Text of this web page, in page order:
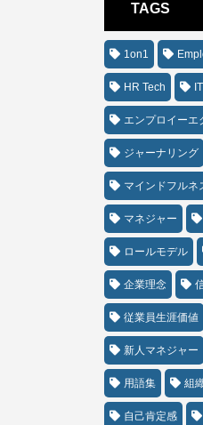
TAGS
1on1
HR Tech IT
エンプロイーエ
ジャーナリング
マインドフルネ
マネジャー
ロールモデル
企業理念
従業員生涯価値
新人マネジャー
用語集 組
自己肯定感